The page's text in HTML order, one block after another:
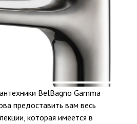
BelBagno Gamma
предоставить вам весь
которая имеется в